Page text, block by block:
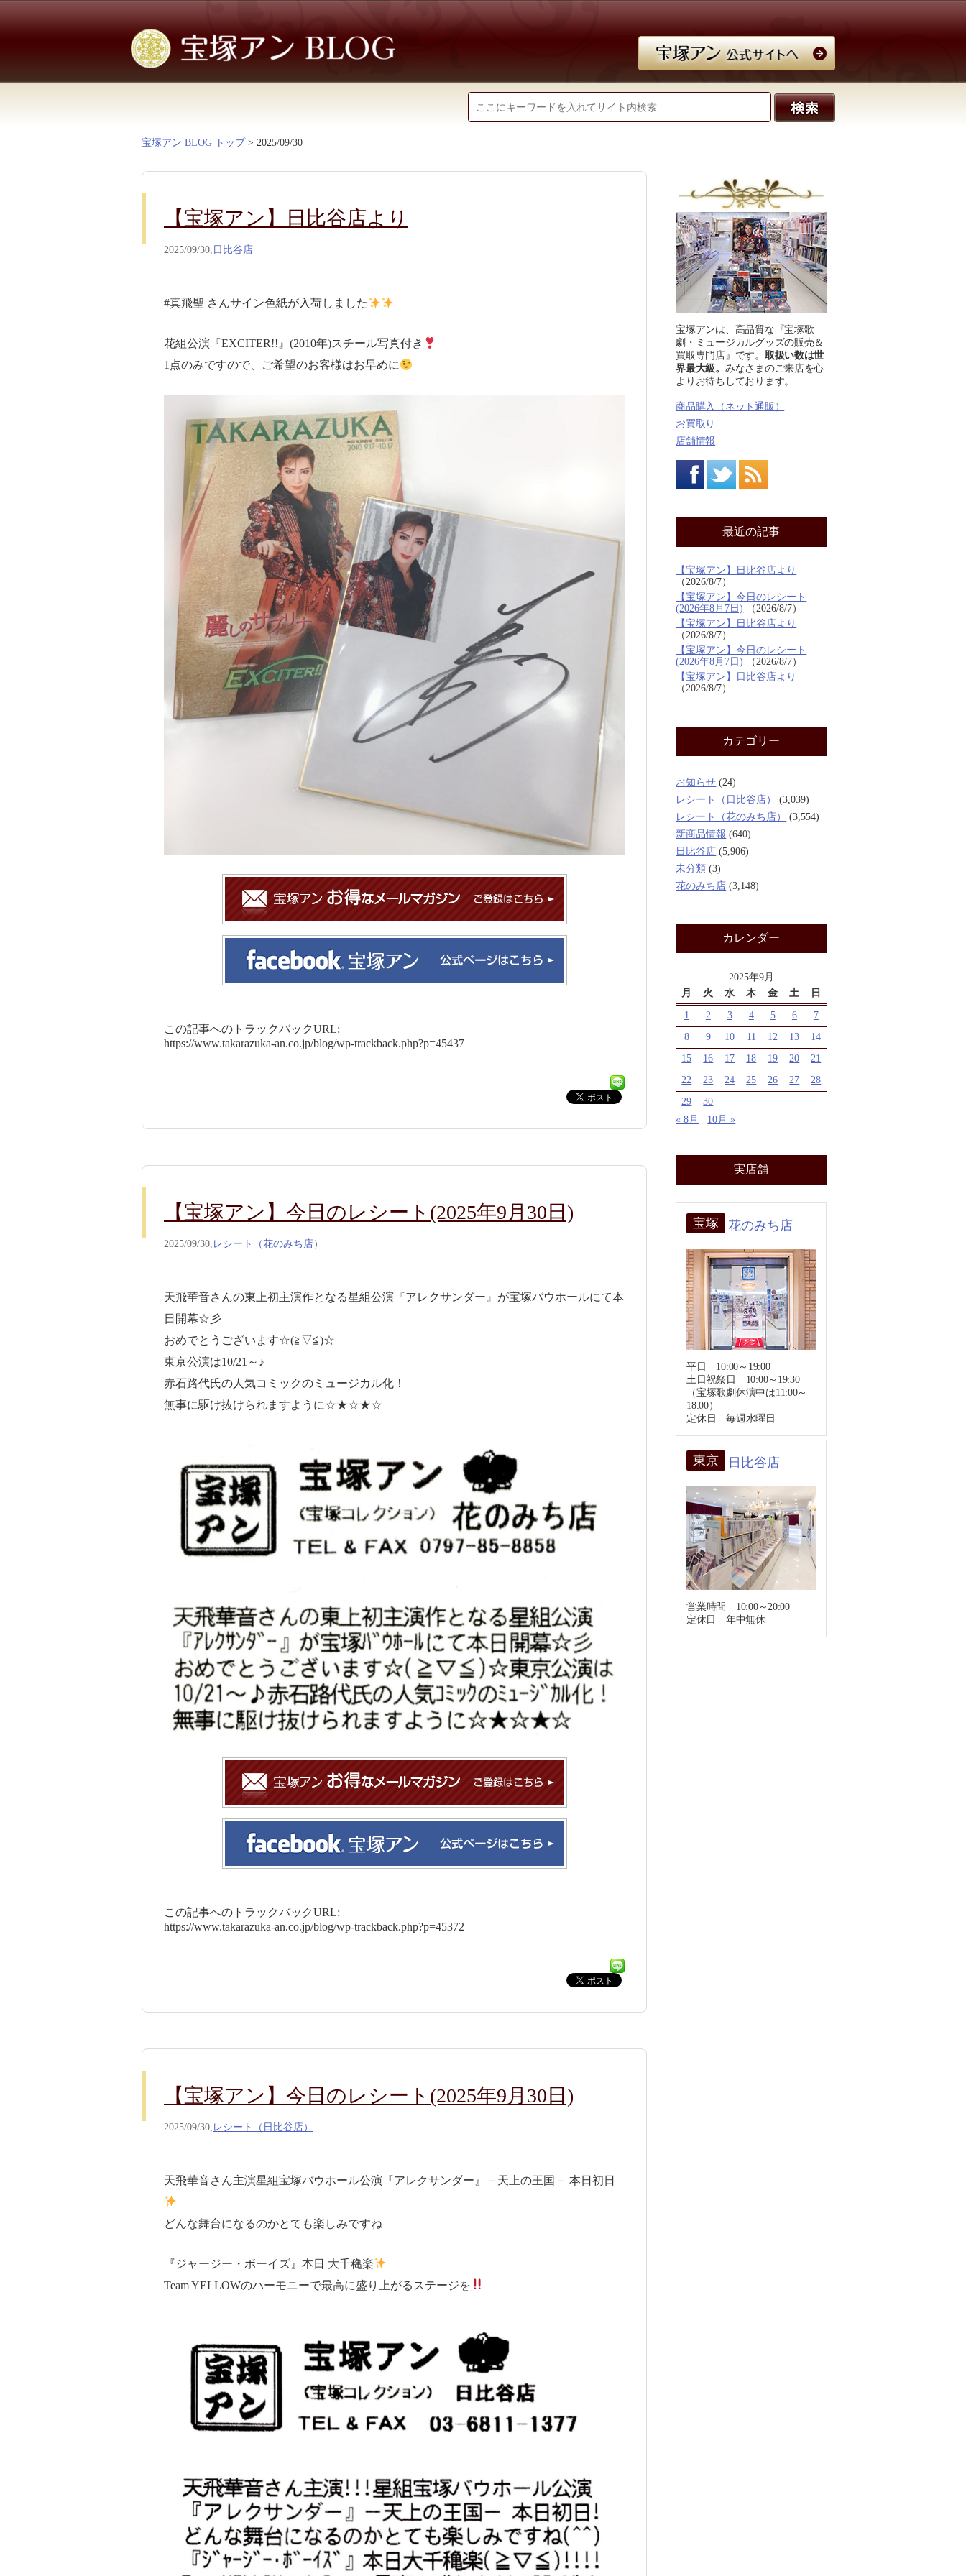
宝塚アン BLOG トップ > 2025/09/30
【宝塚アン】日比谷店より
2025/09/30, 日比谷店
#真飛聖 さんサイン色紙が入荷しました
花組公演『EXCITER!!』(2010年)スチール写真付き
1点のみですので、ご希望のお客様はお早めに
この記事へのトラックバックURL:
https://www.takarazuka-an.co.jp/blog/wp-trackback.php?p=45437
【宝塚アン】今日のレシート(2025年9月30日)
2025/09/30, レシート（花のみち店）
天飛華音さんの東上初主演作となる星組公演『アレクサンダー』が宝塚バウホールにて本
日開幕☆彡
おめでとうございます☆(≧▽≦)☆
東京公演は10/21～♪
赤石路代氏の人気コミックのミュージカル化！
無事に駆け抜けられますように☆★☆★☆
この記事へのトラックバックURL:
https://www.takarazuka-an.co.jp/blog/wp-trackback.php?p=45372
【宝塚アン】今日のレシート(2025年9月30日)
2025/09/30, レシート（日比谷店）
天飛華音さん主演星組宝塚バウホール公演『アレクサンダー』－天上の王国－ 本日初日
どんな舞台になるのかとても楽しみですね
『ジャージー・ボーイズ』本日 大千穐楽
Team YELLOWのハーモニーで最高に盛り上がるステージを
宝塚アンは、高品質な『宝塚歌
劇・ミュージカルグッズの販売＆
買取専門店』です。 取扱い数は世
界最大級。 みなさまのご来店を心
よりお待ちしております。
商品購入（ネット通販）
お買取り
店舗情報
最近の記事
【宝塚アン】日比谷店より
2026/8/7
【宝塚アン】今日のレシート
(2026年8月7日)
2026/8/7
【宝塚アン】日比谷店より
2026/8/7
【宝塚アン】今日のレシート
(2026年8月7日)
2026/8/7
【宝塚アン】日比谷店より
2026/8/7
カテゴリー
お知らせ (24)
レシート（日比谷店）
(3,039)
レシート（花のみち店）
(3,554)
新商品情報 (640)
日比谷店 (5,906)
未分類 (3)
花のみち店 (3,148)
カレンダー
2025年9月
月
火 水 木 金 土 日
1 2 3 4 5 6
7
8
9 10 11 12 13
14
15
16 17 18 19 20
21
22
23 24 25 26 27
28
29
30
« 8月
10月 »
実店舗
宝塚 花のみち店
平日 10:00～19:00
土日祝祭日 10:00～19:30
（宝塚歌劇休演中は11:00～
18:00）
定休日 毎週水曜日
東京 日比谷店
営業時間 10:00～20:00
定休日 年中無休